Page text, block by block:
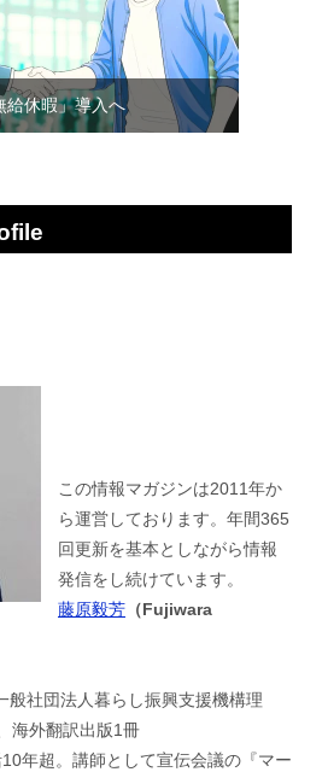
給休暇」導入へ
この情報マガジンは2011年か
ら運営しております。年間365
回更新を基本としながら情報
発信をし続けています。
藤原毅芳 （Fujiwara
般社団法人暮らし振興支援機構理
海外翻訳出版1冊
年超。講師として宣伝会議の『マー